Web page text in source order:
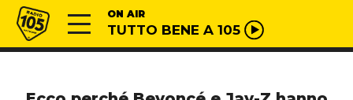
Vai al contenuto
Radio 105 ON AIR
TUTTO BENE A 105